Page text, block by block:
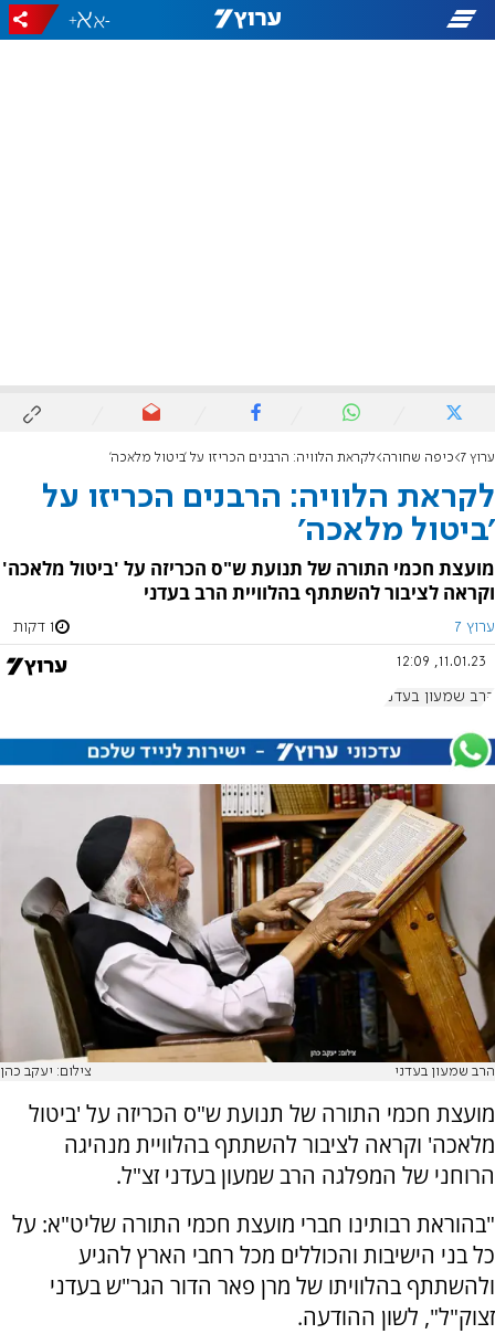
-
+
ערוץ 7 כיפה שחורה לקראת הלוויה: הרבנים הכריזו על 'ביטול מלאכה'
לקראת הלוויה: הרבנים הכריזו על
'ביטול מלאכה'
מועצת חכמי התורה של תנועת ש"ס הכריזה על 'ביטול מלאכה'
וקראה לציבור להשתתף בהלוויית הרב בעדני
ערוץ 7 1 דקות
11.01.23, 12:09
הרב שמעון בעדני
הרב שמעון בעדני צילום: יעקב כהן
מועצת חכמי התורה של תנועת ש"ס הכריזה על 'ביטול
מלאכה' וקראה לציבור להשתתף בהלוויית מנהיגה
הרוחני של המפלגה הרב שמעון בעדני זצ"ל.
"בהוראת רבותינו חברי מועצת חכמי התורה שליט"א: על
כל בני הישיבות והכוללים מכל רחבי הארץ להגיע
ולהשתתף בהלוויתו של מרן פאר הדור הגר"ש בעדני
זצוק"ל", לשון ההודעה.